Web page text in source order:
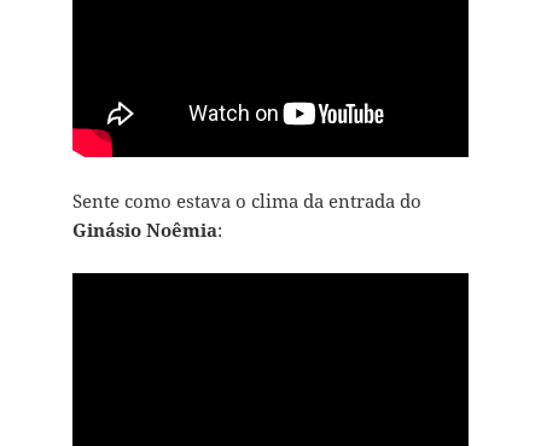
Sente como estava o clima da entrada do
Ginásio Noêmia: